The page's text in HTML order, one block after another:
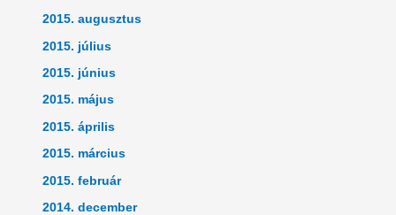
2015. augusztus
2015. július
2015. június
2015. május
2015. április
2015. március
2015. február
2014. december